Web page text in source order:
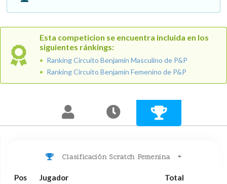
Esta competicion se encuentra incluida en los
siguientes ránkings:
Ranking Circuito Benjamín Masculino de P&P
Ranking Circuito Benjamín Femenino de P&P
Clasificación Scratch Femenina
Pos Jugador Total